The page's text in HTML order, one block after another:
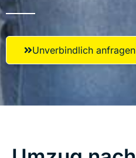
Unverbindlich anfragen